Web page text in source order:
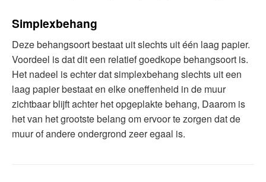
Simplexbehang
Deze behangsoort bestaat uit slechts uit één laag papier.
Voordeel is dat dit een relatief goedkope behangsoort is.
Het nadeel is echter dat simplexbehang slechts uit een
laag papier bestaat en elke oneffenheid in de muur
zichtbaar blijft achter het opgeplakte behang, Daarom is
het van het grootste belang om ervoor te zorgen dat de
muur of andere ondergrond zeer egaal is.